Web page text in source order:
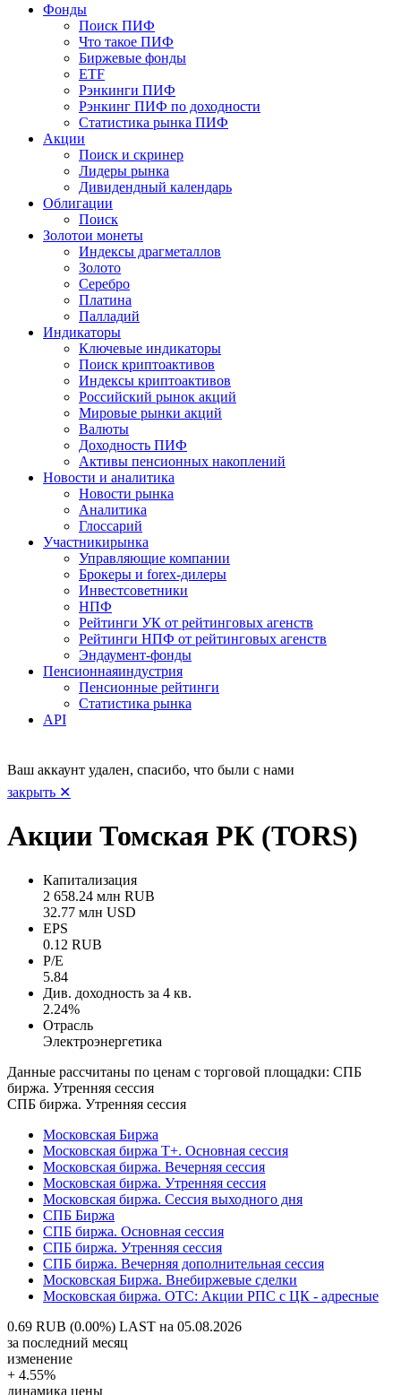
Фонды
Поиск ПИФ
Что такое ПИФ
Биржевые фонды
ETF
Рэнкинги ПИФ
Рэнкинг ПИФ по доходности
Статистика рынка ПИФ
Акции
Поиск и скринер
Лидеры рынка
Дивидендный календарь
Облигации
Поиск
Золотои монеты
Индексы драгметаллов
Золото
Серебро
Платина
Палладий
Индикаторы
Ключевые индикаторы
Поиск криптоактивов
Индексы криптоактивов
Российский рынок акций
Мировые рынки акций
Валюты
Доходность ПИФ
Активы пенсионных накоплений
Новости и аналитика
Новости рынка
Аналитика
Глоссарий
Участникирынка
Управляющие компании
Брокеры и forex-дилеры
Инвестсоветники
НПФ
Рейтинги УК от рейтинговых агенств
Рейтинги НПФ от рейтинговых агенств
Эндаумент-фонды
Пенсионнаяиндустрия
Пенсионные рейтинги
Статистика рынка
API
Ваш аккаунт удален, спасибо, что были с нами
закрыть ✕
Акции Томская РК (TORS)
Капитализация
2 658.24 млн RUB
32.77 млн USD
EPS
0.12 RUB
P/E
5.84
Див. доходность за 4 кв.
2.24%
Отрасль
Электроэнергетика
Данные рассчитаны по ценам с торговой площадки: СПБ
биржа. Утренняя сессия
СПБ биржа. Утренняя сессия
Московская Биржа
Московская биржа Т+. Основная сессия
Московская биржа. Вечерняя сессия
Московская биржа. Утренняя сессия
Московская биржа. Сессия выходного дня
СПБ Биржа
СПБ биржа. Основная сессия
СПБ биржа. Утренняя сессия
СПБ биржа. Вечерняя дополнительная сессия
Московская Биржа. Внебиржевые сделки
Московская биржа. OTC: Акции РПС с ЦК - адресные
0.69 RUB (0.00%) LAST на 05.08.2026
за последний месяц
изменение
+ 4.55%
динамика цены